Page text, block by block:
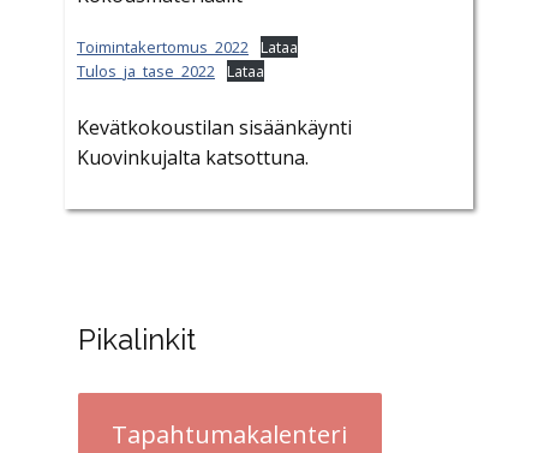
Toimintakertomus_2022 Lataa
Tulos_ja_tase_2022 Lataa
Kevätkokoustilan sisäänkäynti
Kuovinkujalta katsottuna.
Pikalinkit
Tapahtumakalenteri